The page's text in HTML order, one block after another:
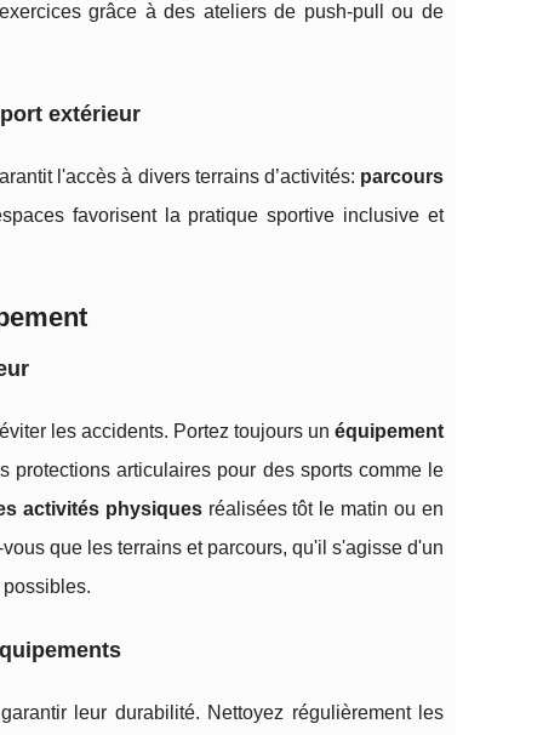
grâce à des ateliers de push-pull ou de
extérieur
l'accès à divers terrains d’activités: parcours
favorisent la pratique sportive inclusive et
les accidents. Portez toujours unéquipement
protections articulaires pour des sports comme le
activités physiquesréalisées tôt le matin ou en
que les terrains et parcours, qu'il s'agisse d'un
leur durabilité. Nettoyez régulièrement les